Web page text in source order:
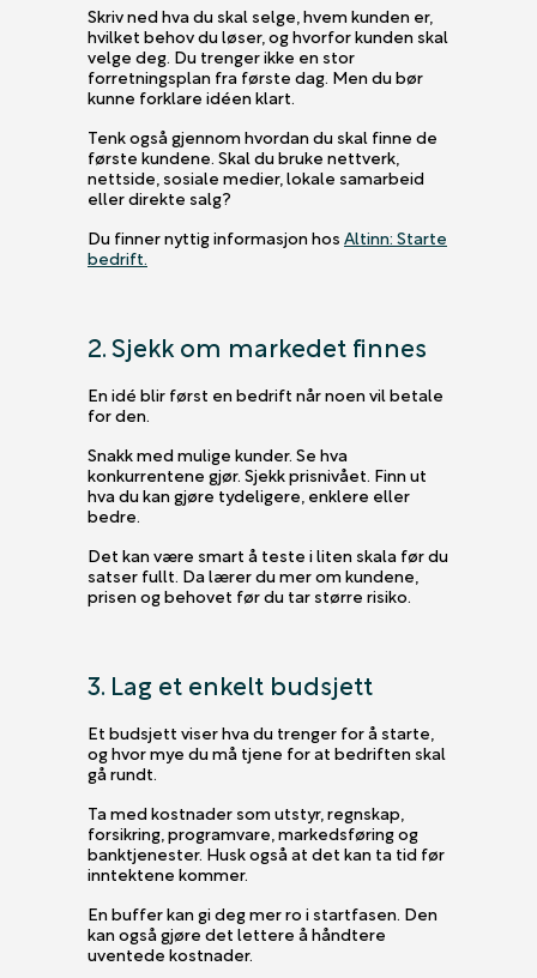
Skriv ned hva du skal selge, hvem kunden er,
hvilket behov du løser, og hvorfor kunden skal
velge deg. Du trenger ikke en stor
forretningsplan fra første dag. Men du bør
kunne forklare idéen klart.
Tenk også gjennom hvordan du skal finne de
første kundene. Skal du bruke nettverk,
nettside, sosiale medier, lokale samarbeid
eller direkte salg?
Du finner nyttig informasjon hosAltinn: Starte
bedrift.
2. Sjekk om markedet finnes
En idé blir først en bedrift når noen vil betale
for den.
Snakk med mulige kunder. Se hva
konkurrentene gjør. Sjekk prisnivået. Finn ut
hva du kan gjøre tydeligere, enklere eller
bedre.
Det kan være smart å teste i liten skala før du
satser fullt. Da lærer du mer om kundene,
prisen og behovet før du tar større risiko.
3. Lag et enkelt budsjett
Et budsjett viser hva du trenger for å starte,
og hvor mye du må tjene for at bedriften skal
gå rundt.
Ta med kostnader som utstyr, regnskap,
forsikring, programvare, markedsføring og
banktjenester. Husk også at det kan ta tid før
inntektene kommer.
En buffer kan gi deg mer ro i startfasen. Den
kan også gjøre det lettere å håndtere
uventede kostnader.